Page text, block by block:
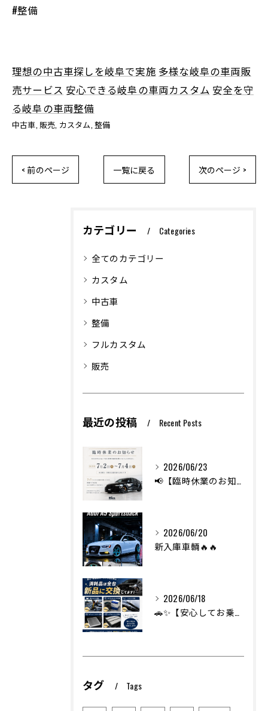
#整備
理想の中古車探しを岐阜で実施 多様な岐阜の車両販
売サービス 安心できる岐阜の車両カスタム 安全を守
る岐阜の車両整備
中古車 販売 カスタム 整備
< 前のページ 一覧に戻る 次のページ >
カテゴリー Categories
全てのカテゴリー
カスタム
中古車
整備
フルカスタム
販売
最近の投稿 Recent Posts
2026/06/23
📢【臨時休業のお知らせ】
2026/06/20
新入庫車輌🔥🔥
2026/06/18
🚗✨【安心してお乗りいただくために】✨🚗
タグ Tags